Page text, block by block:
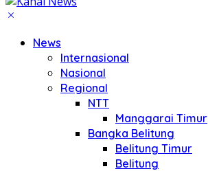
News
Internasional
Nasional
Regional
NTT
Manggarai Timur
Bangka Belitung
Belitung Timur
Belitung